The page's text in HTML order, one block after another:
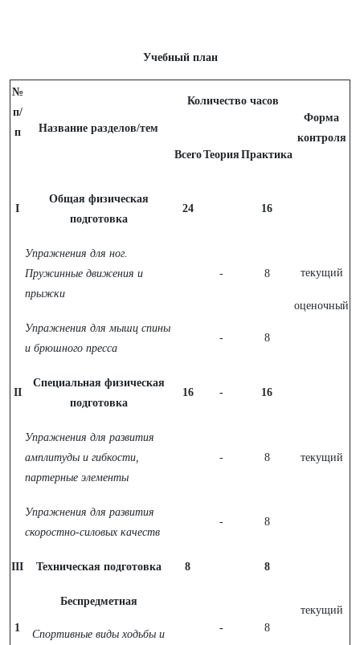
Учебный план
№
п/
п
Название разделов/тем
Количество часов
Форма
контроля
ВсегоТеория Практика
I
Общая физическая
подготовка
24 16
текущий
оценочный
Упражнения для ног.
Пружинные движения и
прыжки
- 8
Упражнения для мышц спины
и брюшного пресса
- 8
II
Специальная физическая
подготовка
16 - 16
текущий
Упражнения для развития
амплитуды и гибкости,
партерные элементы
- 8
Упражнения для развития
скоростно-силовых качеств
- 8
III Техническая подготовка 8 8
текущий
1
Беспредметная
Спортивные виды ходьбы и
- 8